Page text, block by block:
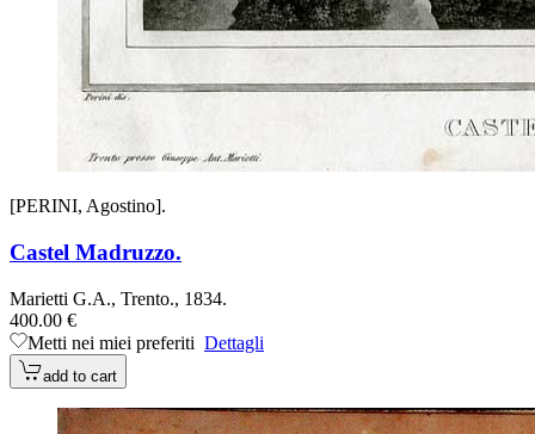
[PERINI, Agostino].
Castel Madruzzo.
Marietti G.A., Trento., 1834.
400.00 €
Metti nei miei preferiti Dettagli
add to cart